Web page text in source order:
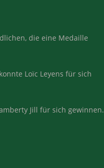
die eine Medaille
Loïc Leyens für sich
Jill für sich gewinnen.